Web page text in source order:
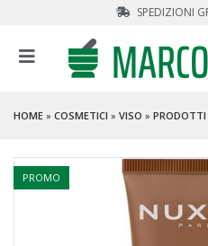
SPEDIZIONI
HOME » COSMETICI » VISO » PRODOTTI
PROMO